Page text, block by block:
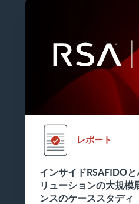
レポート
インサイドRSAFIDO
リューションの大規模
ンスのケーススタディ